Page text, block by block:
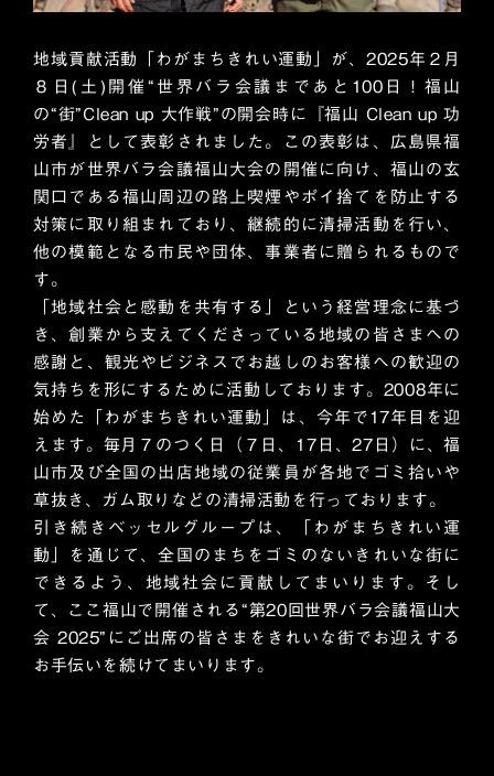
地域貢献活動「わがまちきれい運動」が、2025年２月
８日(土)開催“世界バラ会議まであと100日！福山
の“街”Clean up 大作戦”の開会時に『福山 Clean up 功
労者』として表彰されました。この表彰は、広島県福
山市が世界バラ会議福山大会の開催に向け、福山の玄
関口である福山周辺の路上喫煙やポイ捨てを防止する
対策に取り組まれており、継続的に清掃活動を行い、
他の模範となる市民や団体、事業者に贈られるもので
す。
「地域社会と感動を共有する」という経営理念に基づ
き、創業から支えてくださっている地域の皆さまへの
感謝と、観光やビジネスでお越しのお客様への歓迎の
気持ちを形にするために活動しております。2008年に
始めた「わがまちきれい運動」は、今年で17年目を迎
えます。毎月７のつく日（７日、17日、27日）に、福
山市及び全国の出店地域の従業員が各地でゴミ拾いや
草抜き、ガム取りなどの清掃活動を行っております。
引き続きベッセルグループは、「わがまちきれい運
動」を通じて、全国のまちをゴミのないきれいな街に
できるよう、地域社会に貢献してまいります。そし
て、ここ福山で開催される“第20回世界バラ会議福山大
会 2025”にご出席の皆さまをきれいな街でお迎えする
お手伝いを続けてまいります。